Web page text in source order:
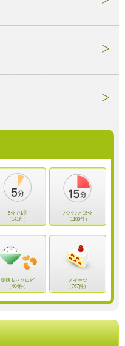
5分で1品
（141件）
パパッと15分
（1100件）
薬膳＆マクロビ
（404件）
スイーツ
（767件）